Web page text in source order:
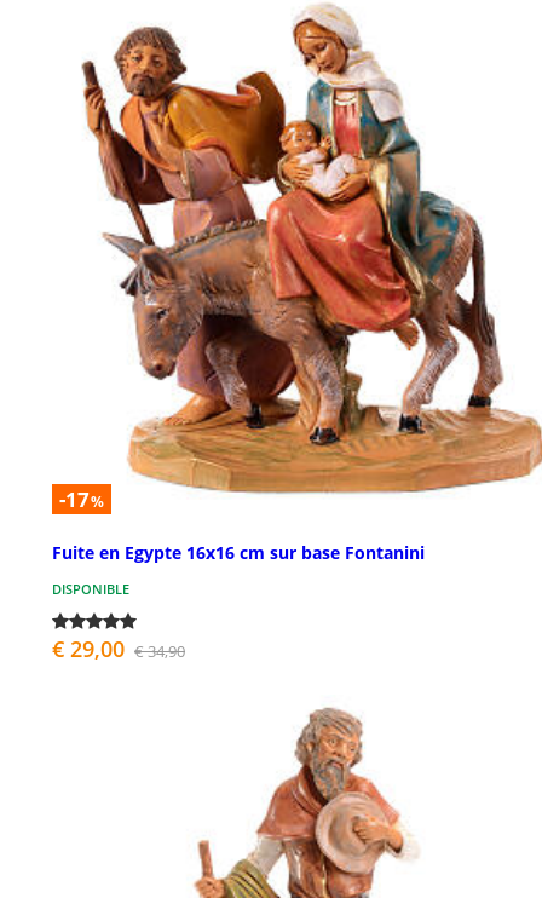
-17%
Fuite en Egypte 16x16 cm sur base Fontanini
DISPONIBLE
€ 29,00 € 34,90